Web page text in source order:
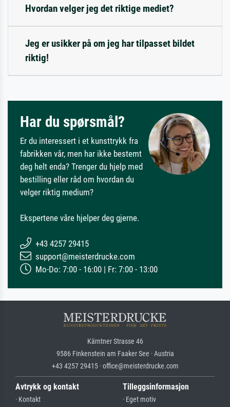
Hvordan velger jeg det riktige mediet?
Jeg er usikker på om jeg har tilpasset bildet
riktig!
Har du spørsmål?
Er du interessert i et kunsttrykk fra
fabrikken vår, men har ikke bestemt
deg helt enda? Trenger du hjelp med
bestilling eller råd om hvordan du
velger riktig medium?
Ekspertene våre hjelper deg gjerne.
+43 4257 29415
support@meisterdrucke.com
Mo-Do: 7:00 - 16:00 | Fr: 7:00 - 13:00
Kärntner Strasse 46
9586 Finkenstein am Faaker See · Austria
+43 4257 29415 · office@meisterdrucke.com
Avtrykk og kontakt
· Kontakt
Tilleggsinformasjon
· Eget motiv